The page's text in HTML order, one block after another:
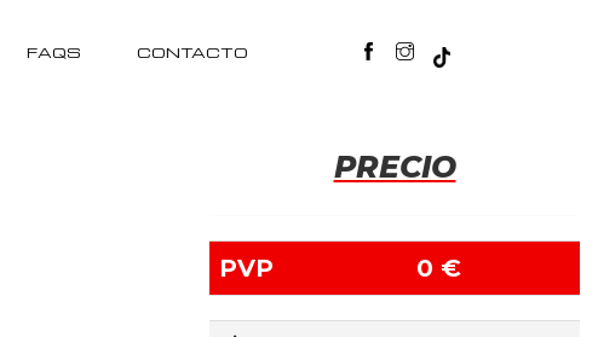
FAQS CONTACTO
PRECIO
PVP 0 €